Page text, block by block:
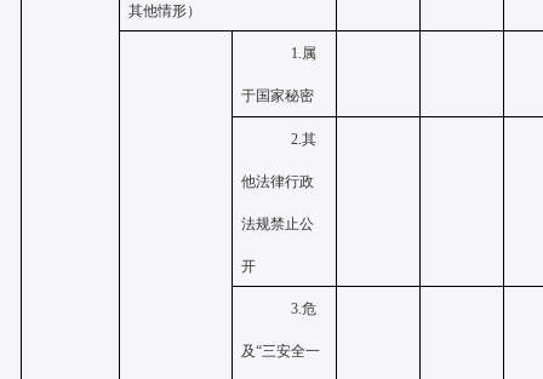
其他情形）
1.属
于国家秘密
2.其
他法律行政
法规禁止公
开
3.危
及“三安全一